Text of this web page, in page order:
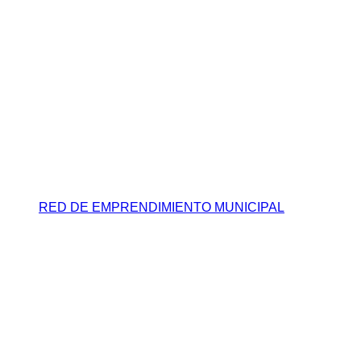
RED DE EMPRENDIMIENTO MUNICIPAL